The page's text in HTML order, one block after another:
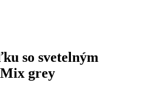
so svetelným
grey